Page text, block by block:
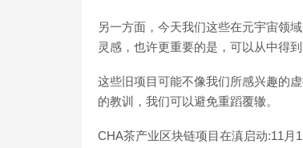
另一方面，今天我们这些在元宇宙领
灵感，也许更重要的是，可以从中得到
这些旧项目可能不像我们所感兴趣的
的教训，我们可以避免重蹈覆辙。
CHA茶产业区块链项目在滇启动:11月